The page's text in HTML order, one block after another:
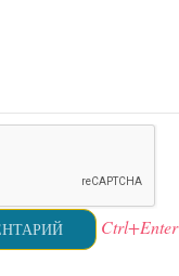
Ctrl+Enter